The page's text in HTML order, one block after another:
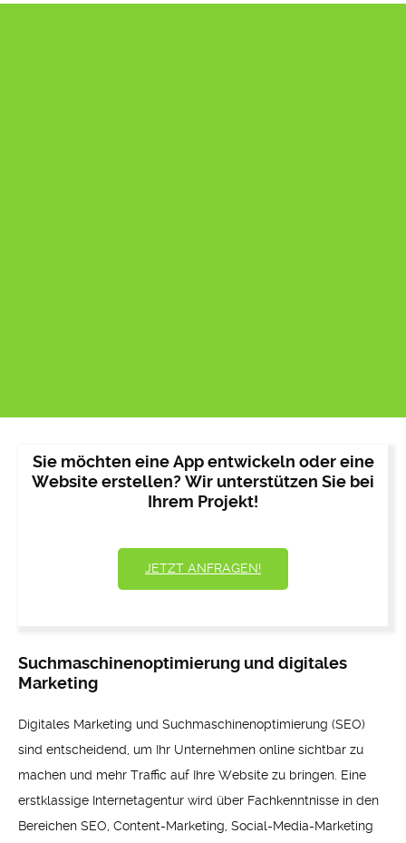
Sie möchten eine App entwickeln oder eine
Website erstellen? Wir unterstützen Sie bei
Ihrem Projekt!
JETZT ANFRAGEN!
Suchmaschinenoptimierung und digitales
Marketing
Digitales Marketing und Suchmaschinenoptimierung (SEO)
sind entscheidend, um Ihr Unternehmen online sichtbar zu
machen und mehr Traffic auf Ihre Website zu bringen. Eine
erstklassige Internetagentur wird über Fachkenntnisse in den
Bereichen SEO, Content-Marketing, Social-Media-Marketing